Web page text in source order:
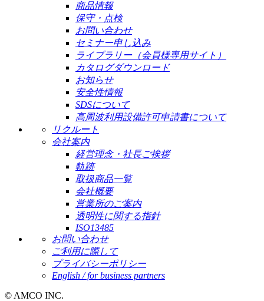
商品情報
保守・点検
お問い合わせ
セミナー申し込み
ライブラリー（会員様専用サイト）
カタログダウンロード
お知らせ
安全性情報
SDSについて
高周波利用設備許可申請書について
リクルート
会社案内
経営理念・社長ご挨拶
軌跡
取扱商品一覧
会社概要
営業所のご案内
透明性に関する指針
ISO13485
お問い合わせ
ご利用に際して
プライバシーポリシー
English / for business partners
© AMCO INC.